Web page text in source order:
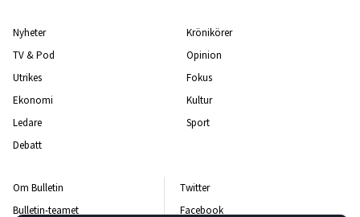
Nyheter
TV & Pod
Utrikes
Ekonomi
Ledare
Debatt
Krönikörer
Opinion
Fokus
Kultur
Sport
Om Bulletin
Bulletin-teamet
Twitter
Facebook